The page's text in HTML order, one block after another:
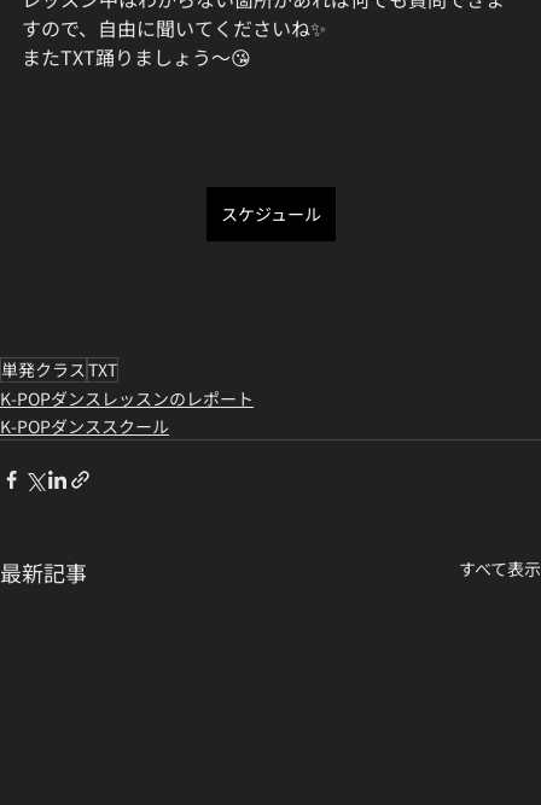
すので、自由に聞いてくださいね✨
またTXT踊りましょう〜😘
スケジュール
単発クラス TXT
K-POPダンスレッスンのレポート
K-POPダンススクール
最新記事 すべて表示